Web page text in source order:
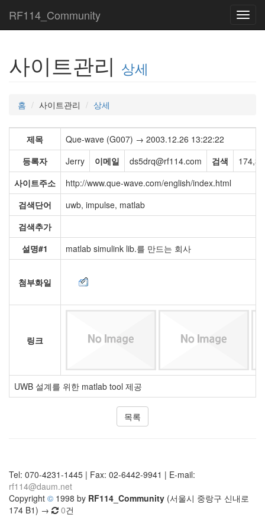
RF114_Community
사이트관리 상세
홈 사이트관리 상세
제목
Que-wave (G007) → 2003.12.26 13:22:22
등록자
Jerry 이메일 ds5drq@rf114.com 검색
사이트주소
http://www.que-wave.com/english/index.html
검색단어
uwb, impulse, matlab
검색추가
설명#1
matlab simulink lib.를 만드는 회사
첨부화일
링크
UWB 설계를 위한 matlab tool 제공
목록
Tel: 070-4231-1445 | Fax: 02-6442-9941 | E-mail:
rf114@daum.net
Copyright © 1998 by RF114_Community (서울시 중랑구 신내로
174 B1) →
0건